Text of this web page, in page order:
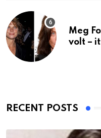
Meg
volt –
RECENT POSTS